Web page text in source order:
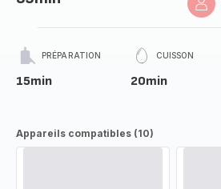
PRÉPARATION
15min
CUISSON
20min
Appareils compatibles (10)